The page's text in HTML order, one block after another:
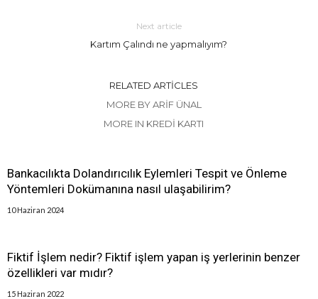
Next article
Kartım Çalındı ne yapmalıyım?
RELATED ARTICLES
MORE BY ARIF ÜNAL
MORE IN KREDI KARTI
Bankacılıkta Dolandırıcılık Eylemleri Tespit ve Önleme
Yöntemleri Dokümanına nasıl ulaşabilirim?
10 Haziran 2024
Fiktif İşlem nedir? Fiktif işlem yapan iş yerlerinin benzer
özellikleri var mıdır?
15 Haziran 2022